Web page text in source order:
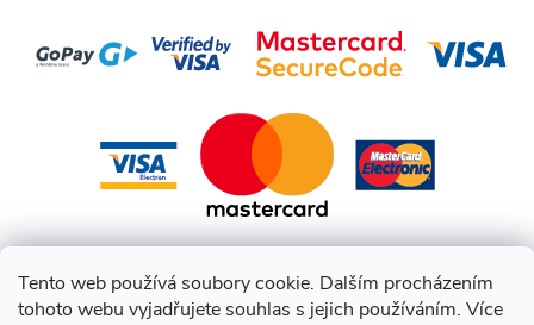
Tento web používá soubory cookie. Dalším procházením
tohoto webu vyjadřujete souhlas s jejich používáním. Více